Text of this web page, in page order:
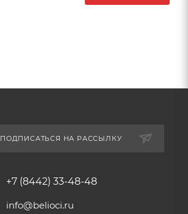
ПОДПИСАТЬСЯ НА РАССЫЛКУ
+7 (8442) 33-48-48
info@belioci.ru